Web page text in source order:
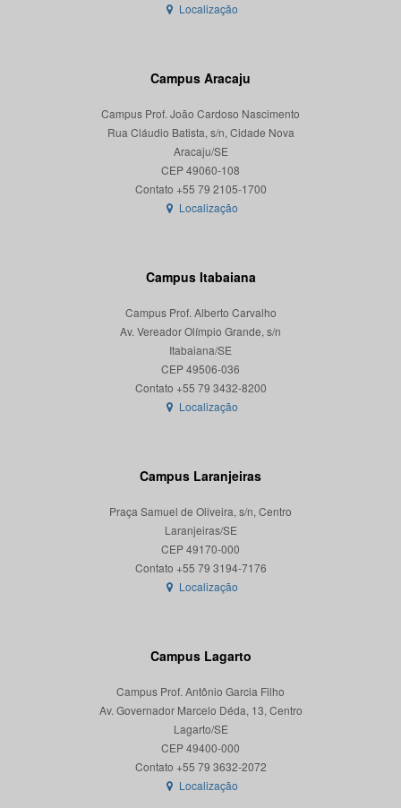
Localização
Campus Aracaju
Campus Prof. João Cardoso Nascimento
Rua Cláudio Batista, s/n, Cidade Nova
Aracaju/SE
CEP 49060-108
Localização
Campus Itabaiana
Campus Prof. Alberto Carvalho
Av. Vereador Olímpio Grande, s/n
Itabaiana/SE
CEP 49506-036
Localização
Campus Laranjeiras
Praça Samuel de Oliveira, s/n, Centro
Laranjeiras/SE
CEP 49170-000
Localização
Campus Lagarto
Campus Prof. Antônio Garcia Filho
Av. Governador Marcelo Déda, 13, Centro
Lagarto/SE
CEP 49400-000
Localização